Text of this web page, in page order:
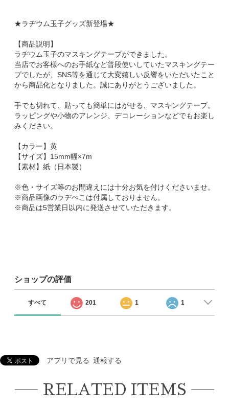
★ラヂウム玉子グッズ新登場★
【商品説明】
ラヂウム玉子のマスキングテープができました。
当店でお客様へのお手紙など普段使いしていたマスキングテー
プでしたが、SNS等を通じて大変嬉しい反響をいただいたこと
から商品化となりました。誠にありがとうございました。
手でも切れて、貼っても簡単にはがせる、マスキングテープ。
ラッピングや小物のアレンジ、デコレーションなどでもお楽し
みください。
【カラー】黄
【サイズ】15mm幅×7m
【素材】紙（日本製）
※色・サイズ等のお間違えには十分お気を付けくださいませ。
※商品画像のラヂべこは付属しておりません。
※商品は5営業日以内に発送させていただきます。
ショップの評価
すべて 201 1 1
アプリで見る 通報する
RELATED ITEMS